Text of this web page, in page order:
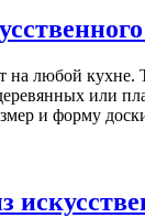
на любой
или
и форму